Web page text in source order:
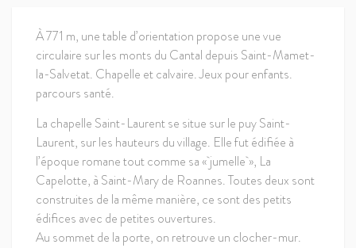
À 771 m, une table d’orientation propose une vue
circulaire sur les monts du Cantal depuis Saint-Mamet-
la-Salvetat. Chapelle et calvaire. Jeux pour enfants.
parcours santé.
La chapelle Saint-Laurent se situe sur le puy Saint-
Laurent, sur les hauteurs du village. Elle fut édifiée à
l’époque romane tout comme sa « jumelle », La
Capelotte, à Saint-Mary de Roannes. Toutes deux sont
construites de la même manière, ce sont des petits
édifices avec de petites ouvertures.
Au sommet de la porte, on retrouve un clocher-mur.